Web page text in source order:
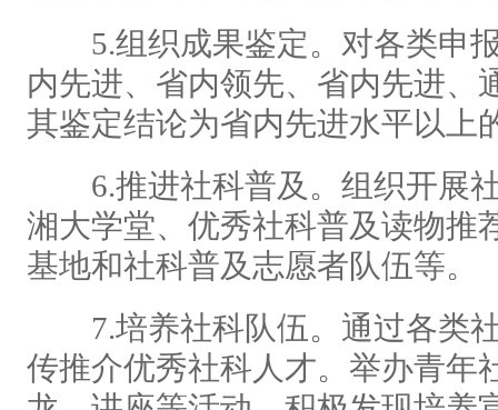
5.组织成果鉴定。对各类申报
内先进、省内领先、省内先进、
其鉴定结论为省内先进水平以上
6.推进社科普及。组织开展社
湘大学堂、优秀社科普及读物推
基地和社科普及志愿者队伍等。
7.培养社科队伍。通过各类社
传推介优秀社科人才。举办青年